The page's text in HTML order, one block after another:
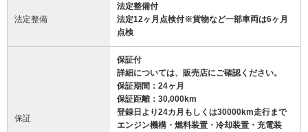
法定整備
法定整備付
法定12ヶ月点検付※貨物など一部車両は6ヶ月
点検
保証
保証付
詳細については、販売店にご確認ください。
保証期間：24ヶ月
保証距離：30,000km
登録日より24カ月もしくは30000km走行まで
エンジン機構・燃料装置・冷却装置・充電装